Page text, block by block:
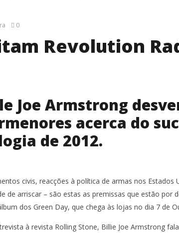
0
Revolution
Joe Armstrong
acerca do
de 2012.
civis, reacções à política de armas nos Estados
de arriscar – são estas as premissas que estão por
dos Green Day, que chega às lojas no dia 7 de
à revista Rolling Stone, Billie Joe Armstrong